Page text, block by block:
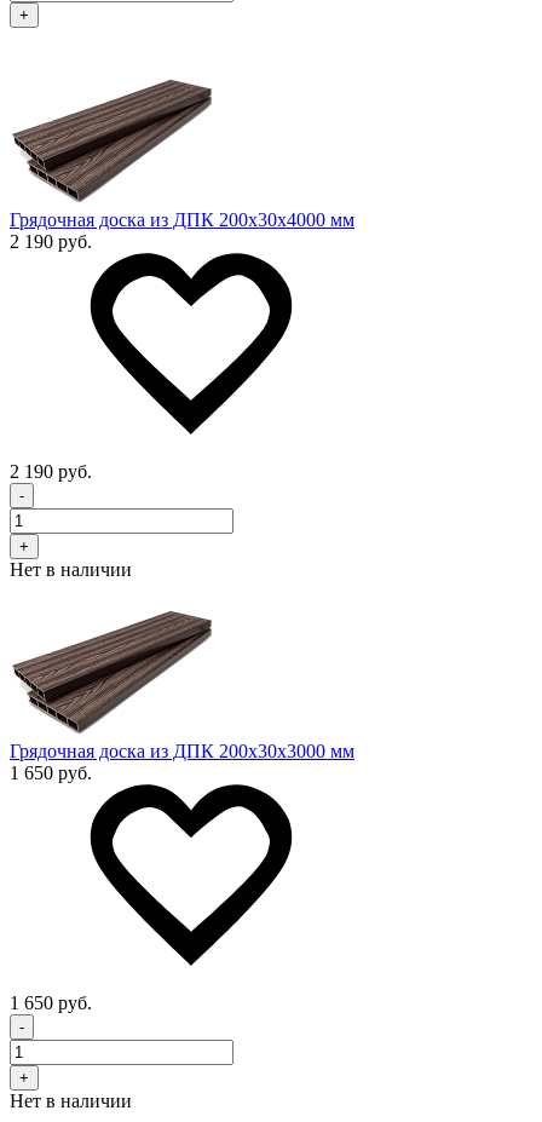
+
Грядочная доска из ДПК 200x30х4000 мм
2 190 руб.
2 190 руб.
-
+
Нет в наличии
Грядочная доска из ДПК 200x30х3000 мм
1 650 руб.
1 650 руб.
-
+
Нет в наличии